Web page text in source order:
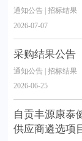
通知公告 | 招标结果
2026-07-07
采购结果公告
通知公告 | 招标结果
2026-06-25
自贡丰源康泰
供应商遴选项